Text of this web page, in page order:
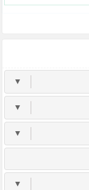
▼
▼
▼
▼